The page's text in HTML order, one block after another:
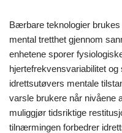
Bærbare teknologier
mental tretthet gjennom
enhetene sporer
hjertefrekvensvariabilitet
idrettsutøvers mentale
varsle brukere når nivåene
muliggjør tidsriktige
tilnærmingen forbedrer